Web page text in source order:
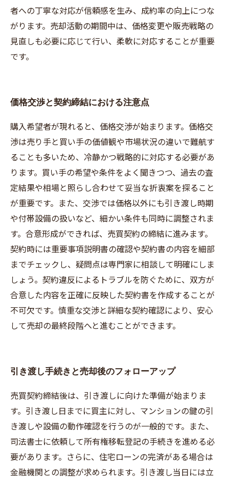
者への丁寧な対応が信頼感を生み、成約率の向上につな
がります。売却活動の期間中は、価格変更や販売戦略の
見直しも必要に応じて行い、柔軟に対応することが重要
です。
価格交渉と契約締結における注意点
購入希望者が現れると、価格交渉が始まります。価格交
渉は売り手と買い手の価値観や市場状況の違いで難航す
ることも多いため、冷静かつ戦略的に対応する必要があ
ります。買い手の希望や条件をよく聞きつつ、過去の査
定結果や相場と照らし合わせて妥当な折衷案を探ること
が重要です。また、交渉では価格以外にも引き渡し時期
や付帯設備の扱いなど、細かい条件も同時に調整されま
す。合意形成ができれば、売買契約の締結に進みます。
契約時には重要事項説明書の確認や契約書の内容を細部
までチェックし、疑問点は専門家に相談して明確にしま
しょう。契約違反によるトラブルを防ぐために、双方が
合意した内容を正確に反映した契約書を作成することが
不可欠です。慎重な交渉と詳細な契約確認により、安心
して売却の最終段階へと進むことができます。
引き渡し手続きと売却後のフォローアップ
売買契約締結後は、引き渡しに向けた準備が始まりま
す。引き渡し日までに買主に対し、マンションの鍵の引
き渡しや設備の動作確認を行うのが一般的です。また、
司法書士に依頼して所有権移転登記の手続きを進める必
要があります。さらに、住宅ローンの完済がある場合は
金融機関との調整が求められます。引き渡し当日には立